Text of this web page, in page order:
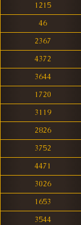
1215
46
2367
4372
3644
1720
3119
2826
3752
4471
3026
1653
3544